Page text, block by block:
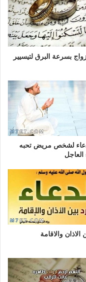
بسرعة البرق لتيسيير
لشخص مريض تحبه
العاجل
الاذان والاقامة